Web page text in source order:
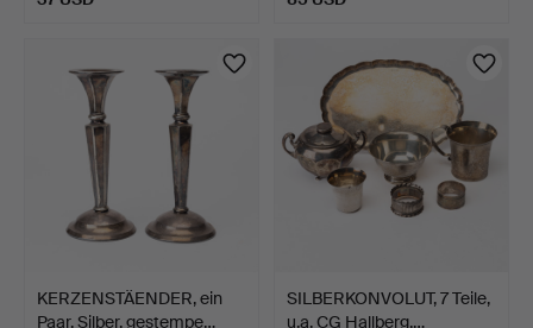
KERZENSTÄENDER, ein
Paar, Silber, gestempe…
SILBERKONVOLUT, 7 Teile,
u.a. CG Hallberg,…